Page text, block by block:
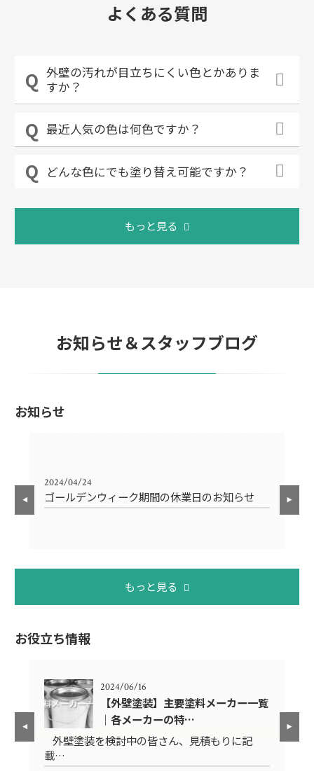
よくある質問
外壁の汚れが目立ちにくい色とかありま
すか？
最近人気の色は何色ですか？
どんな色にでも塗り替え可能ですか？
もっと見る
お知らせ＆スタッフブログ
お知らせ
2024/04/24
ゴールデンウィーク期間の休業日のお知らせ
もっと見る
お役立ち情報
2024/06/16
【外壁塗装】主要塗料メーカー一覧
｜各メーカーの特…
外壁塗装を検討中の皆さん、見積もりに記
載…